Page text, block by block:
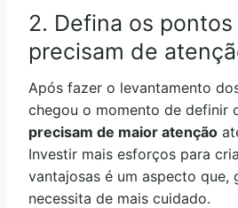
2. Defina os pontos
precisam de
Após fazer o levantamento
chegou o momento de definir
precisam de maior atenção
Investir mais esforços para
vantajosas é um aspecto que,
necessita de mais cuidado.